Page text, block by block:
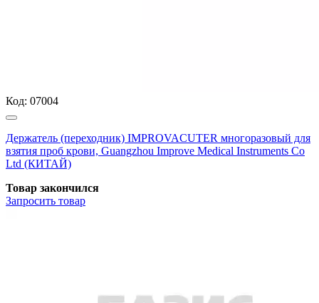
Код: 07004
Держатель (переходник) IMPROVACUTER многоразовый для
взятия проб крови, Guangzhou Improve Medical Instruments Co
Ltd (КИТАЙ)
Товар закончился
Запросить товар